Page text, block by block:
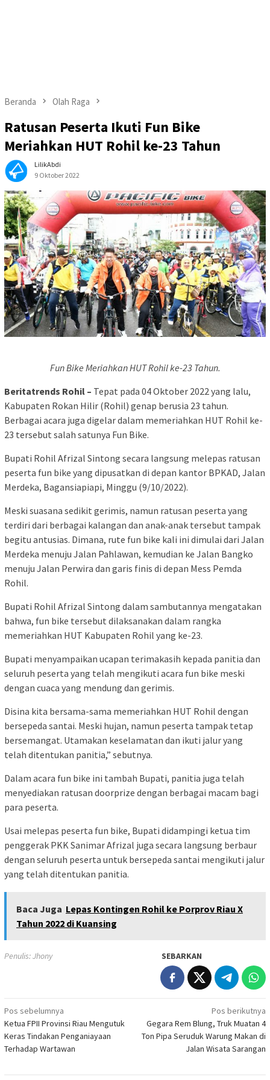
Beranda Olah Raga
Ratusan Peserta Ikuti Fun Bike
Meriahkan HUT Rohil ke-23 Tahun
LilikAbdi
9 Oktober 2022
Fun Bike Meriahkan HUT Rohil ke-23 Tahun.
Beritatrends Rohil – Tepat pada 04 Oktober 2022 yang lalu,
Kabupaten Rokan Hilir (Rohil) genap berusia 23 tahun.
Berbagai acara juga digelar dalam memeriahkan HUT Rohil ke-
23 tersebut salah satunya Fun Bike.
Bupati Rohil Afrizal Sintong secara langsung melepas ratusan
peserta fun bike yang dipusatkan di depan kantor BPKAD, Jalan
Merdeka, Bagansiapiapi, Minggu (9/10/2022).
Meski suasana sedikit gerimis, namun ratusan peserta yang
terdiri dari berbagai kalangan dan anak-anak tersebut tampak
begitu antusias. Dimana, rute fun bike kali ini dimulai dari Jalan
Merdeka menuju Jalan Pahlawan, kemudian ke Jalan Bangko
menuju Jalan Perwira dan garis finis di depan Mess Pemda
Rohil.
Bupati Rohil Afrizal Sintong dalam sambutannya mengatakan
bahwa, fun bike tersebut dilaksanakan dalam rangka
memeriahkan HUT Kabupaten Rohil yang ke-23.
Bupati menyampaikan ucapan terimakasih kepada panitia dan
seluruh peserta yang telah mengikuti acara fun bike meski
dengan cuaca yang mendung dan gerimis.
Disina kita bersama-sama memeriahkan HUT Rohil dengan
bersepeda santai. Meski hujan, namun peserta tampak tetap
bersemangat. Utamakan keselamatan dan ikuti jalur yang
telah ditentukan panitia,” sebutnya.
Dalam acara fun bike ini tambah Bupati, panitia juga telah
menyediakan ratusan doorprize dengan berbagai macam bagi
para peserta.
Usai melepas peserta fun bike, Bupati didampingi ketua tim
penggerak PKK Sanimar Afrizal juga secara langsung berbaur
dengan seluruh peserta untuk bersepeda santai mengikuti jalur
yang telah ditentukan panitia.
Baca Juga Lepas Kontingen Rohil ke Porprov Riau X
Tahun 2022 di Kuansing
Penulis: Jhony SEBARKAN
Navigasi
pos
Pos sebelumnya
Ketua FPII Provinsi Riau Mengutuk
Keras Tindakan Penganiayaan
Terhadap Wartawan
Pos berikutnya
Gegara Rem Blung, Truk Muatan 4
Ton Pipa Seruduk Warung Makan di
Jalan Wisata Sarangan